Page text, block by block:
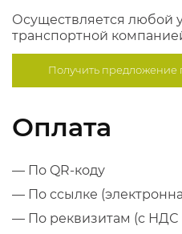
Осуществляется любой
транспортной
Получить предложение
Оплата
— По QR-коду
— По ссылке
— По реквизитам (с НДС